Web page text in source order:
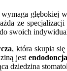
ze
swoich
, która skupia
jest endodoncja
dziedzina